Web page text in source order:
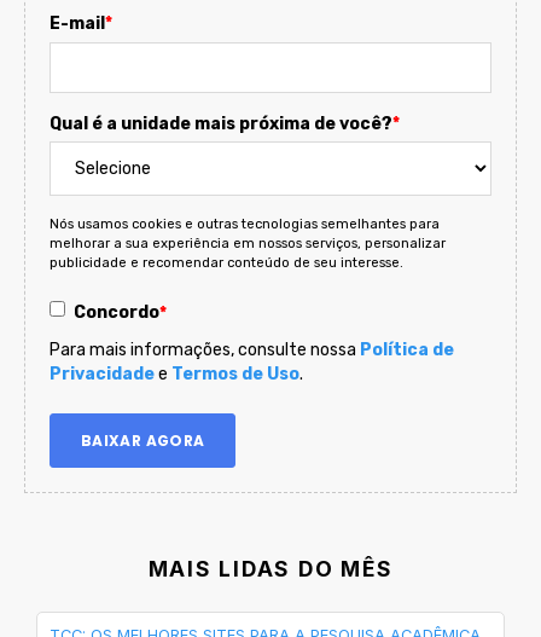
E-mail *
Qual é a unidade mais próxima de você?*
Nós usamos cookies e outras tecnologias semelhantes para
melhorar a sua experiência em nossos serviços, personalizar
publicidade e recomendar conteúdo de seu interesse.
Concordo*
Para mais informações, consulte nossa Política de
Privacidadee Termos de Uso.
MAIS LIDAS DO MÊS